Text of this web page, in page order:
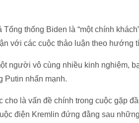
thống Biden là “một chính
với các cuộc thảo luận theo hướng
người vô cùng nhiều kinh nghiệm,
Putin nhấn mạnh.
là vấn đề chính trong cuộc gặp
điện Kremlin đứng đằng sau